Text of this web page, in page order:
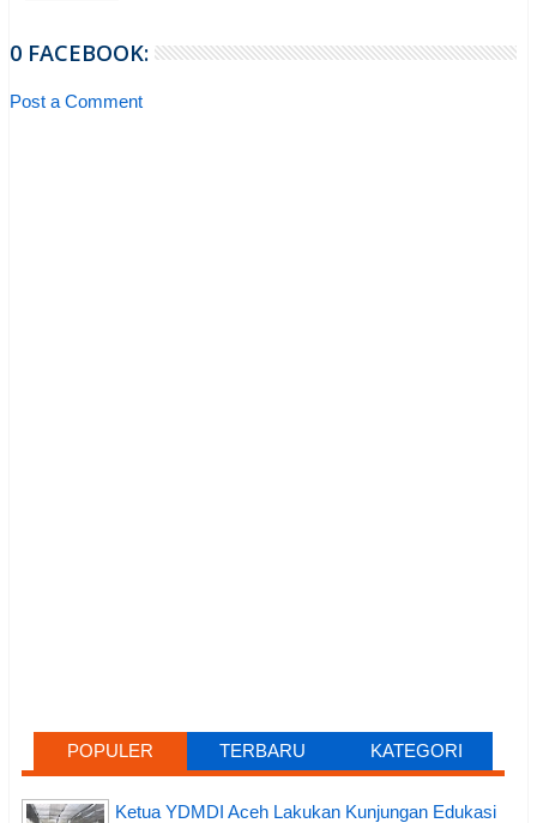
0 FACEBOOK:
Post a Comment
POPULER TERBARU KATEGORI
Ketua YDMDI Aceh Lakukan Kunjungan Edukasi